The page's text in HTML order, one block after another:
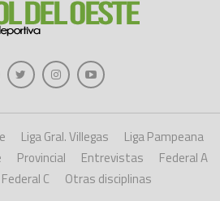
Liga Gral. Villegas
Liga Pampeana
Provincial Entrevistas
Federal A
Federal C Otras disciplinas